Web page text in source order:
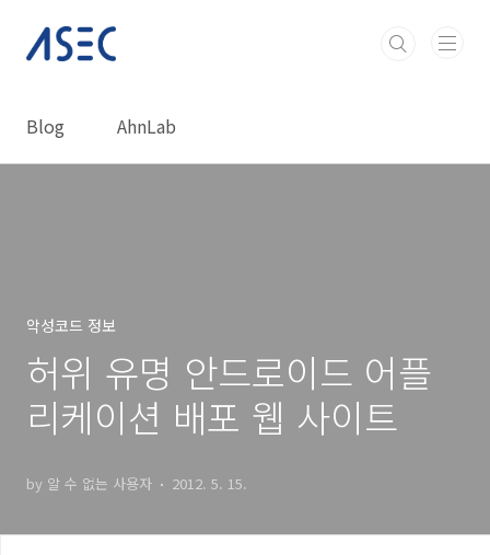
Blog AhnLab
악성코드 정보
허위 유명 안드로이드 어플
리케이션 배포 웹 사이트
by 알 수 없는 사용자 2012. 5. 15.